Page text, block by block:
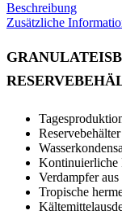
Beschreibung
Zusätzliche
Kontinuierliche
Verdampfer
Tropische